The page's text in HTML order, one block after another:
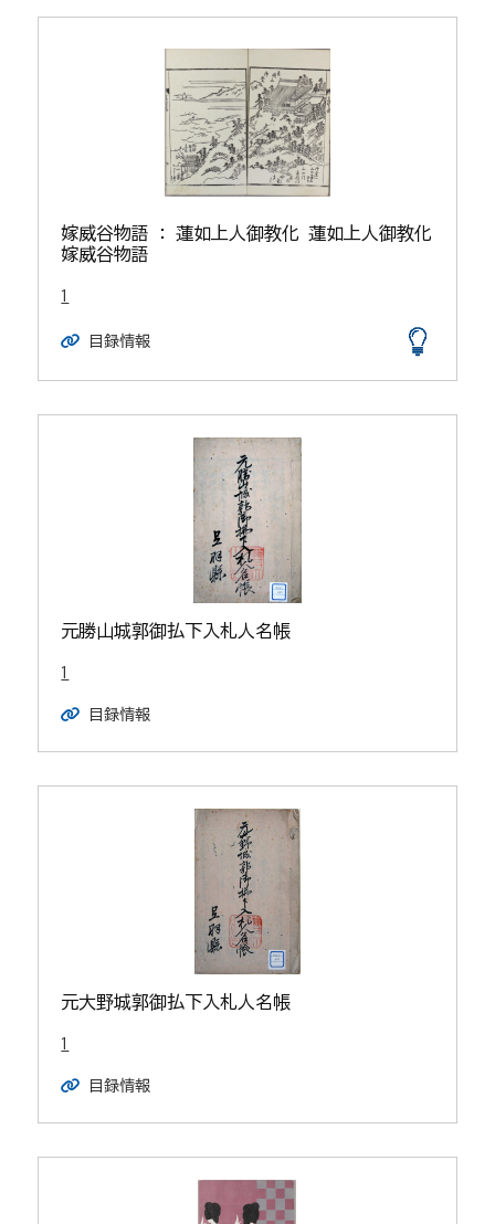
嫁威谷物語 : 蓮如上人御教化 蓮如上人御教化
嫁威谷物語
1
目録情報
元勝山城郭御払下入札人名帳
1
目録情報
元大野城郭御払下入札人名帳
1
目録情報